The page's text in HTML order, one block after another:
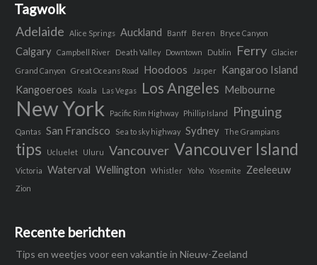
Tagwolk
Adelaide Alice Springs Auckland Banff Beren Bryce Canyon
Calgary Campbell River Death Valley Downtown Dublin Ferry Glacier
Grand Canyon
Great Oceans Road Hoodoos Jasper
Kangaroo Island
Kangoeroes
Koala Las Vegas Los Angeles Melbourne
New York Pacific Rim Highway Phillip Island Pinguing
Qantas San Francisco Sea to sky highway Sydney The Grampians
tips Ucluelet Uluru Vancouver Vancouver Island
Victoria Waterval Wellington Whistler Yoho Yosemite Zeeleeuw
Zion
Recente berichten
Tips en weetjes voor een vakantie in Nieuw-Zeeland